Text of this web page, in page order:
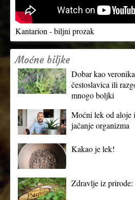
Kantarion - biljni prozak
Moćne biljke
Dobar kao
čestoslavica ili
mnogo boljki
Moćni lek od aloje
jačanje organizma
Kakao je lek!
Zdravlje iz